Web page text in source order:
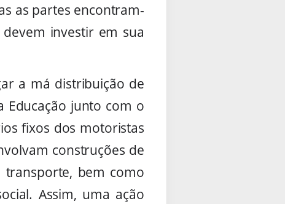
as partes encontram-
investir em sua
a má distribuição de
Educação junto com o
fixos dos motoristas
construções de
bem como
Assim, uma ação